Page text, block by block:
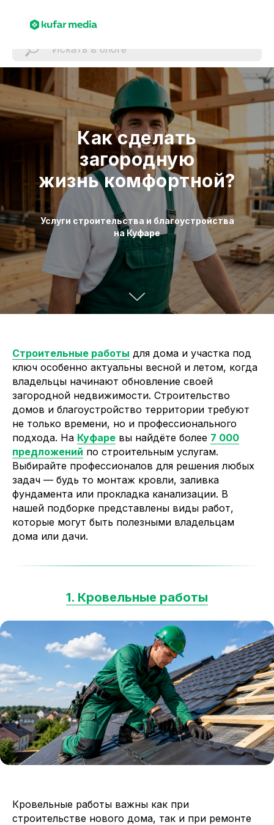
Как сделать
загородную
жизнь комфортной?
Услуги строительства и благоустройства
на Куфаре
Строительные работы для дома и участка под
ключ особенно актуальны весной и летом, когда
владельцы начинают обновление своей
загородной недвижимости. Строительство
домов и благоустройство территории требуют
не только времени, но и профессионального
подхода. На Куфаре вы найдёте более 7 000
предложений по строительным услугам.
Выбирайте профессионалов для решения любых
задач — будь то монтаж кровли, заливка
фундамента или прокладка канализации. В
нашей подборке представлены виды работ,
которые могут быть полезными владельцам
дома или дачи.
1. Кровельные работы
Кровельные работы важны как при
строительстве нового дома, так и при ремонте